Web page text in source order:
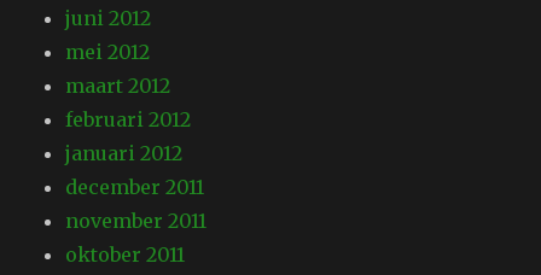
juni 2012
mei 2012
maart 2012
februari 2012
januari 2012
december 2011
november 2011
oktober 2011